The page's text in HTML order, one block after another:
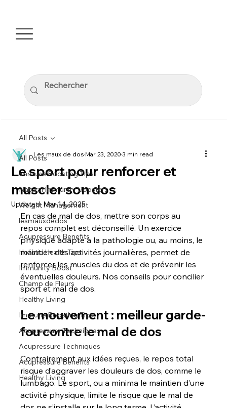
All Posts
Immune Boosting Tips
Natural Immunity Boosters
Weight Management
lesmauxdedos
Acupressure Benefits
Holistic Health Tips
Immunity Boost
Champ de Fleurs
Healthy Living
Immune Boosting Tips
Acupressure Techniques
Acupressure Techniques
Acupressure Benefits
Healthy Living
All Posts
Le sport pour renforcer et
muscler son dos
Les maux de dosMar 23, 20203 min read
Updated:Mar 14, 2025
En cas de mal de dos, mettre son corps au
repos complet est déconseillé. Un exercice
physique adapté à la pathologie ou, au moins, le
maintien des activités journalières, permet de
renforcer les muscles du dos et de prévenir les
éventuelles douleurs. Nos conseils pour concilier
sport et mal de dos.
Le mouvement : meilleur garde-
fou contre le mal de dos
Contrairement aux idées reçues, le repos total
risque d’aggraver les douleurs de dos, comme le
lumbago. Le sport, ou a minima le maintien d’une
activité physique, limite le risque que le mal de